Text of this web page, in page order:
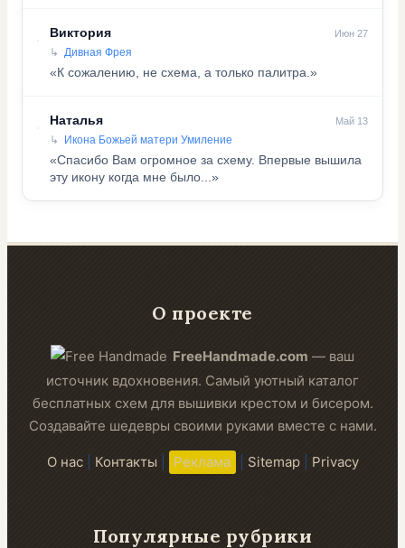
Виктория Июн 27
Дивная Фрея
«К сожалению, не схема, а только палитра.»
Наталья Май 13
Икона Божьей матери Умиление
«Спасибо Вам огромное за схему. Впервые вышила
эту икону когда мне было...»
О проекте
FreeHandmade.com — ваш
источник вдохновения. Самый уютный каталог
бесплатных схем для вышивки крестом и бисером.
Создавайте шедевры своими руками вместе с нами.
О нас Контакты Реклама Sitemap Privacy
Популярные рубрики